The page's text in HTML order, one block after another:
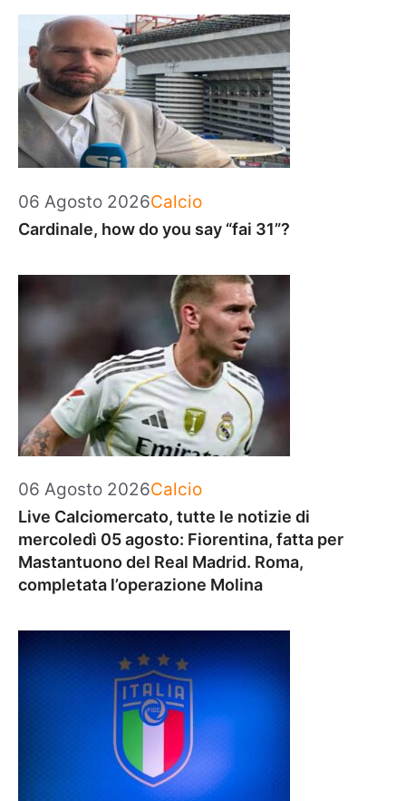
06 Agosto 2026Categorie
Calcio
Cardinale, how do you say “fai 31”?
06 Agosto 2026Categorie
Calcio
Live Calciomercato, tutte le notizie di
mercoledì 05 agosto: Fiorentina, fatta per
Mastantuono del Real Madrid. Roma,
completata l’operazione Molina